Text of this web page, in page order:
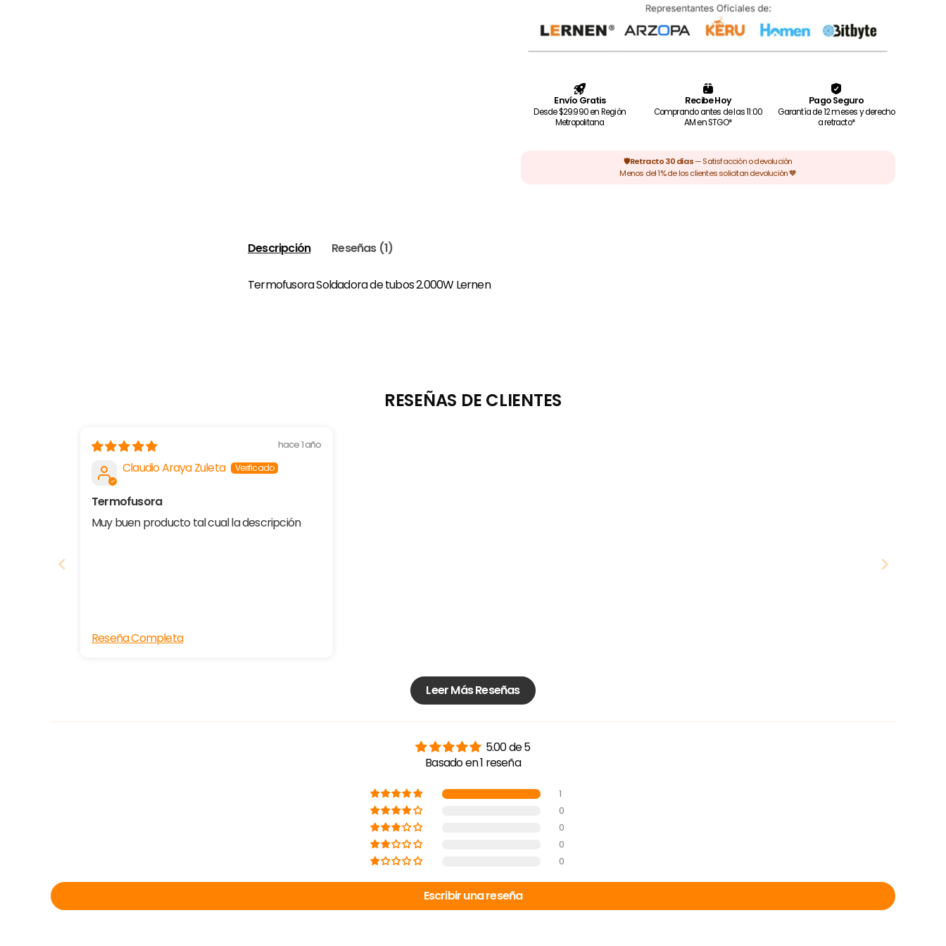
Descripción Reseñas (1)
Termofusora Soldadora de tubos 2.000W Lernen
RESEÑAS DE CLIENTES
hace 1 año
Claudio Araya Zuleta
Termofusora
Muy buen producto tal cual la descripción
Reseña Completa
Leer Más Reseñas
5.00 de 5
Basado en 1 reseña
1
0
0
0
0
Escribir una reseña